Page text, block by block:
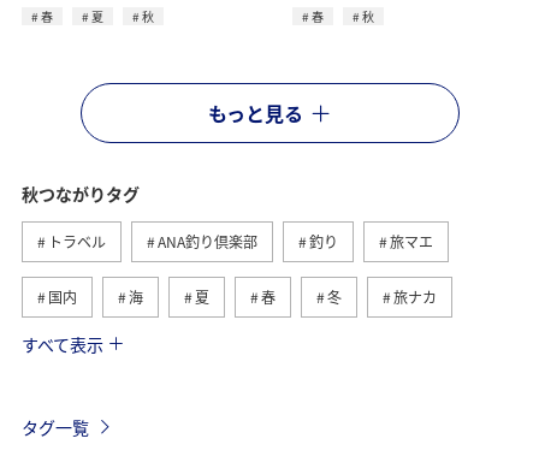
春
夏 秋
春
秋
もっと見る
秋つながりタグ
トラベル ANA釣り倶楽部 釣り 旅マエ
国内 海 夏 春 冬 旅ナカ
北海道
すべて表示
タグ一覧